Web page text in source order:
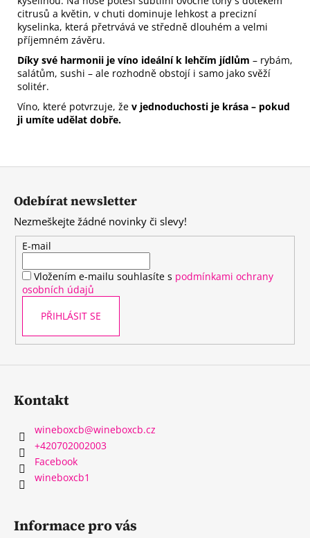
citrusů a květin, v chuti dominuje lehkost a precizní
kyselinka, která přetrvává ve středně dlouhém a velmi
příjemném závěru.
Díky své harmonii je víno ideální k lehčím jídlům – rybám,
salátům, sushi – ale rozhodně obstojí i samo jako svěží
solitér.
Víno, které potvrzuje, že v jednoduchosti je krása – pokud
ji umíte udělat dobře.
Z
Odebírat newsletter
Nezmeškejte žádné novinky či slevy!
E-mail
Vložením e-mailu souhlasíte s podmínkami ochrany
osobních údajů
PŘIHLÁSIT SE
Kontakt
wineboxcb@wineboxcb.cz
+420702002003
Facebook
wineboxcb1
Informace pro vás